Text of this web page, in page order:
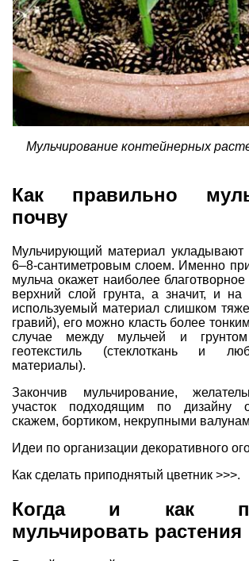
Мульчирование контейнерных
Как правильно
почву
Мульчирующий материал укладывают
6–8-сантиметровым слоем. Именно
мульча окажет наиболее
верхний слой грунта, а значит, и на
используемый материал слишком
гравий), его можно класть более
случае между мульчей и
геотекстиль (стеклоткань и
материалы).
Закончив мульчирование,
участок подходящим по дизайну
скажем, бортиком, некрупными
Идеи по организации декоративного
Как сделать приподнятый цветник >>>.
Когда и как
мульчировать растения